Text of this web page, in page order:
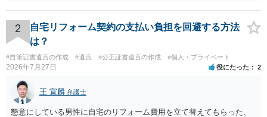
2
自宅リフォーム契約の支払い負担を回避する方法
は？
#自筆証書遺言の作成 #遺言 #公正証書遺言の作成 #個人・プライベート
2026年7月27日 役にたった 2
王 宣麟 弁護士
懇意にしている男性に自宅のリフォーム費用を立て替えてもらった、